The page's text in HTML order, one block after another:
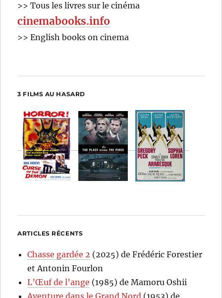
>> Tous les livres sur le cinéma
cinemabooks.info
>> English books on cinema
3 FILMS AU HASARD
ARTICLES RÉCENTS
Chasse gardée 2 (2025) de Frédéric Forestier
et Antonin Fourlon
L’Œuf de l’ange (1985) de Mamoru Oshii